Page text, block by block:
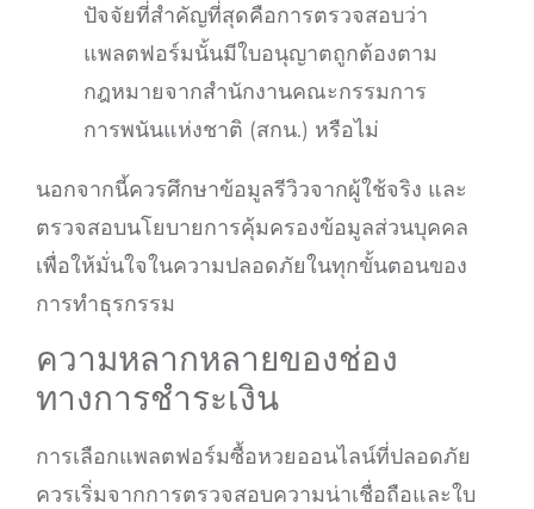
ปัจจัยที่สำคัญที่สุดคือการตรวจสอบว่า
แพลตฟอร์มนั้นมีใบอนุญาตถูกต้องตาม
กฎหมายจากสำนักงานคณะกรรมการ
การพนันแห่งชาติ (สกน.) หรือไม่
นอกจากนี้ควรศึกษาข้อมูลรีวิวจากผู้ใช้จริง และ
ตรวจสอบนโยบายการคุ้มครองข้อมูลส่วนบุคคล
เพื่อให้มั่นใจในความปลอดภัยในทุกขั้นตอนของ
การทำธุรกรรม
ความหลากหลายของช่อง
ทางการชำระเงิน
การเลือกแพลตฟอร์มซื้อหวยออนไลน์ที่ปลอดภัย
ควรเริ่มจากการตรวจสอบความน่าเชื่อถือและใบ